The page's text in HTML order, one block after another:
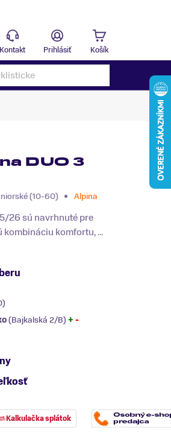
Kontakt Prihlásiť Košík
DUO 3
(10-60) Alpina
26 sú navrhnuté pre
komfortu, ...
(Bajkalská 2/B) + -
Kalkulačka splátok